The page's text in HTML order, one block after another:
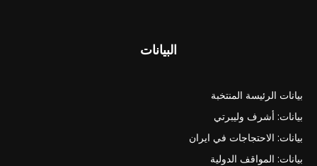
البيانات
بيانات الرئيسة المنتخبة
بيانات: أشرف وليبرتي
بيانات: الاحتجاجات في ايران
بيانات: المواقف الدولية